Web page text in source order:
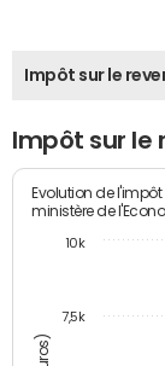
Impôt sur le
Impôt sur le
Evolution de l'impôt
ministère de
7,5k
10k